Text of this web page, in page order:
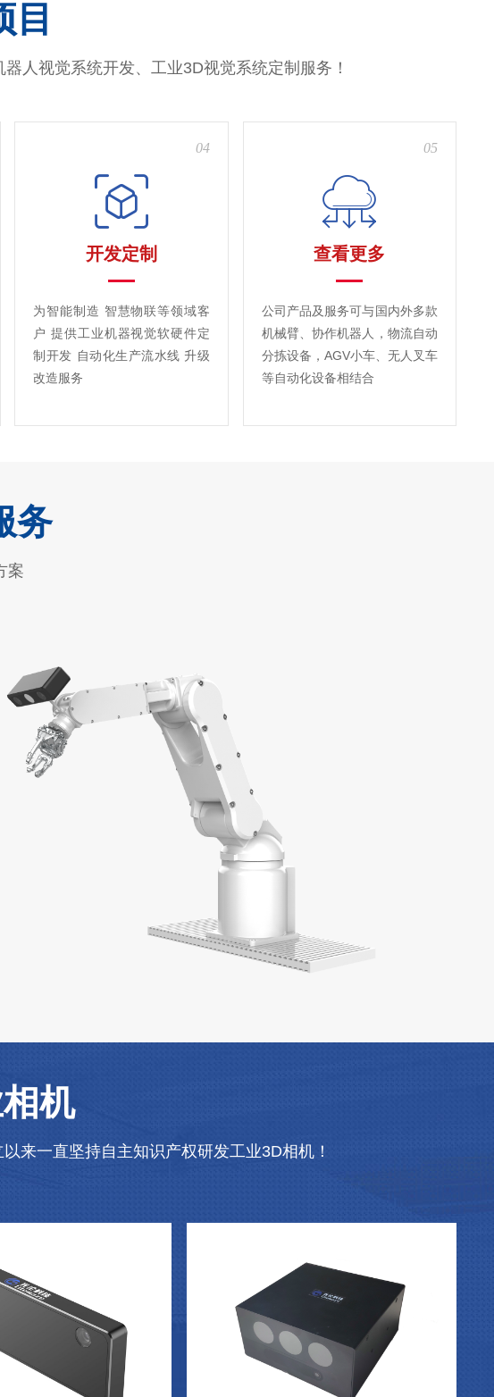
目
人视觉系统开发、工业3D视觉系统定制服务！
04
开发定制
为智能制造 智慧物联等领域客
户 提供工业机器视觉软硬件定
制开发 自动化生产流水线 升级
改造服务
05
查看更多
公司产品及服务可与国内外多款
机械臂、协作机器人，物流自动
分拣设备，AGV小车、无人叉车
等自动化设备相结合
务
案
机
来一直坚持自主知识产权研发工业3D相机！